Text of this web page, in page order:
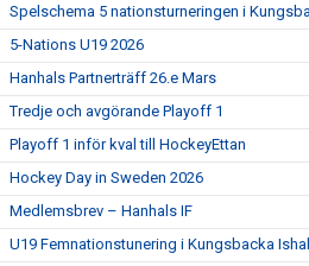
Spelschema 5 nationsturneringen i
5-Nations U19 2026
Hanhals Partnerträff 26.e Mars
Tredje och avgörande Playoff 1
Playoff 1 inför kval till HockeyEttan
Hockey Day in Sweden 2026
Medlemsbrev – Hanhals IF
U19 Femnationstunering i Kungsbacka